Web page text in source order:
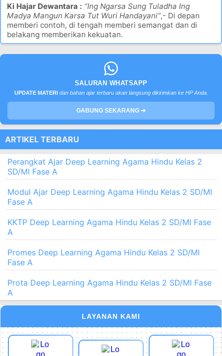
Ki Hajar Dewantara :“Ing Ngarsa Sung Tuladha Ing
Madya Mangun Karsa Tut Wuri Handayani”
memberi contoh, di tengah memberi semangat dan di
belakang memberikan kekuatan.
SALURAN WHATSAPP
dan bahan ajar terbaru akan langsung dikirimkan ke HP Anda.
GABUNG SEKARANG ➔
ARTIKEL TERBARU
Perangkat Ajar Deep Learning Agama Hindu Kelas 2
SD/MI Fase A
Modul Ajar Deep Learning Agama Hindu Kelas 2 SD/MI
Fase A
KKTP Deep Learning Agama Hindu Kelas 2 SD/MI Fase
A
Promes Deep Learning Agama Hindu Kelas 2 SD/MI
Fase A
Prota Deep Learning Agama Hindu Kelas 2 SD/MI Fase
LAYANAN KAMI